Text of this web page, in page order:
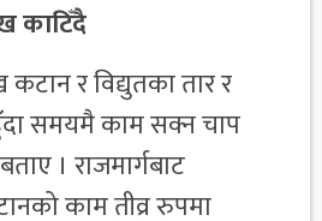
काटिँदै
र विद्युतका तार र
समयमै काम सक्न चाप
। राजमार्गबाट
काम तीव्र रुपमा